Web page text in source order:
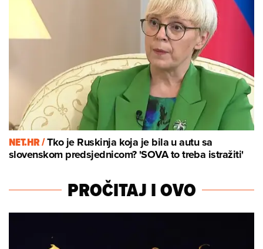
NET.HR /Tko je Ruskinja koja je bila u autu sa
slovenskom predsjednicom? 'SOVA to treba istražiti'
PROČITAJ I OVO